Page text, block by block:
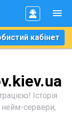
кабінет
Історія
нейм-сервери,